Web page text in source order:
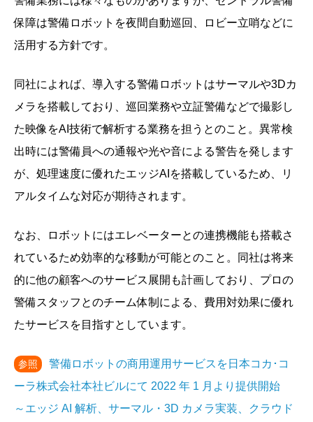
保障は警備ロボットを夜間自動巡回、ロビー立哨などに
活用する方針です。
同社によれば、導入する警備ロボットはサーマルや3Dカ
メラを搭載しており、巡回業務や立証警備などで撮影し
た映像をAI技術で解析する業務を担うとのこと。異常検
出時には警備員への通報や光や音による警告を発します
が、処理速度に優れたエッジAIを搭載しているため、リ
アルタイムな対応が期待されます。
なお、ロボットにはエレベーターとの連携機能も搭載さ
れているため効率的な移動が可能とのこと。同社は将来
的に他の顧客へのサービス展開も計画しており、プロの
警備スタッフとのチーム体制による、費用対効果に優れ
たサービスを目指すとしています。
参照
警備ロボットの商用運用サービスを日本コカ･コ
ーラ株式会社本社ビルにて 2022 年 1 月より提供開始
～エッジ AI 解析、サーマル・3D カメラ実装、クラウド